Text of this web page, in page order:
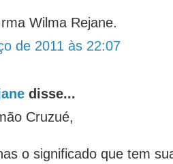
Wilma Rejane.
de 2011 às 22:07
disse...
Cruzué,
o significado que tem